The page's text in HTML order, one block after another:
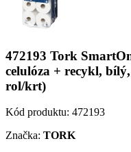
472193 Tork
celulóza + recykl,
rol/krt)
Kód produktu: 472193
Značka: TORK